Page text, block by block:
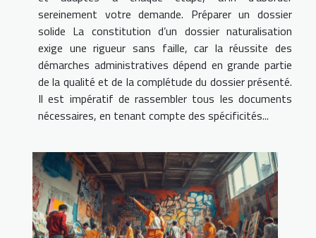
sereinement votre demande. Préparer un dossier
solide La constitution d’un dossier naturalisation
exige une rigueur sans faille, car la réussite des
démarches administratives dépend en grande partie
de la qualité et de la complétude du dossier présenté.
Il est impératif de rassembler tous les documents
nécessaires, en tenant compte des spécificités...